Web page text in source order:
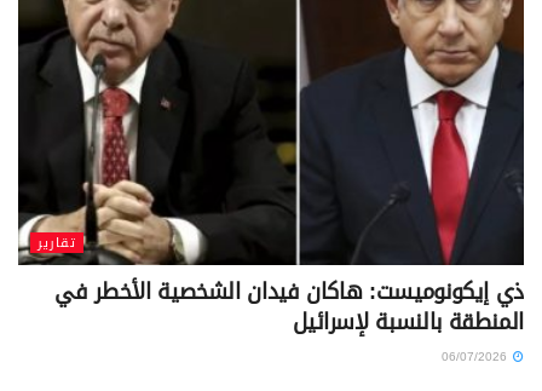
تقارير
ذي إيكونوميست: هاكان فيدان الشخصية الأخطر في
المنطقة بالنسبة لإسرائيل